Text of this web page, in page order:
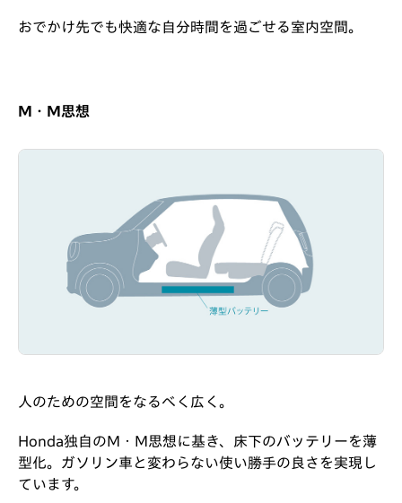
おでかけ先でも快適な自分時間を過ごせる室内空間。
M・M思想
人のための空間をなるべく広く。
Honda独自のM・M思想に基き、床下のバッテリーを薄
型化。ガソリン車と変わらない使い勝手の良さを実現し
ています。